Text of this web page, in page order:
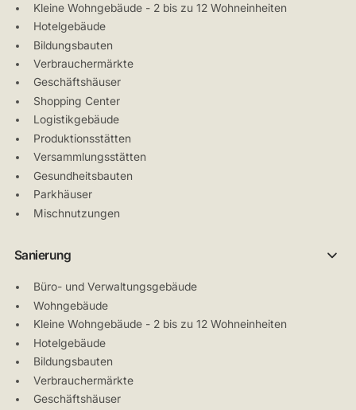
Kleine Wohngebäude - 2 bis zu 12 Wohneinheiten
Hotelgebäude
Bildungsbauten
Verbrauchermärkte
Geschäftshäuser
Shopping Center
Logistikgebäude
Produktionsstätten
Versammlungsstätten
Gesundheitsbauten
Parkhäuser
Mischnutzungen
Sanierung
Büro- und Verwaltungsgebäude
Wohngebäude
Kleine Wohngebäude - 2 bis zu 12 Wohneinheiten
Hotelgebäude
Bildungsbauten
Verbrauchermärkte
Geschäftshäuser